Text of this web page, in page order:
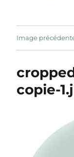
Image
copie-